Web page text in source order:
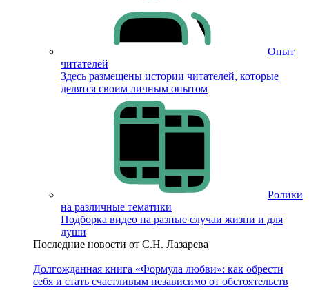
Опыт
читателей
Здесь размещены истории читателей, которые
делятся своим личным опытом
Ролики
на различные тематики
Подборка видео на разные случаи жизни и для
души
Последние новости от С.Н. Лазарева
Долгожданная книга «Формула любви»: как обрести
себя и стать счастливым независимо от обстоятельств